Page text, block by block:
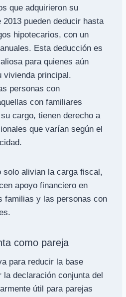
que adquirieron su
pueden deducir hasta
hipotecarios, con un
anuales. Esta deducción es
para quienes aún
vivienda principal.
personas con
con familiares
cargo, tienen derecho a
que varían según el
solo alivian la carga fiscal,
apoyo financiero en
familias y las personas con
como pareja
para reducir la base
la declaración conjunta del
útil para parejas